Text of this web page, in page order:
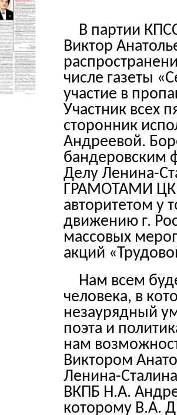
В партии
Виктор
числе газеты
участие в
Участник всех
сторонник
Андреевой.
бандеровским
Делу Ленина-
ГРАМОТАМИ ЦК
авторитетом у
движению г.
массовых
акций
Нам всем
человека, в
незаурядный
поэта и
нам
Виктором
Ленина-
ВКПБ Н.А.
которому В.А.